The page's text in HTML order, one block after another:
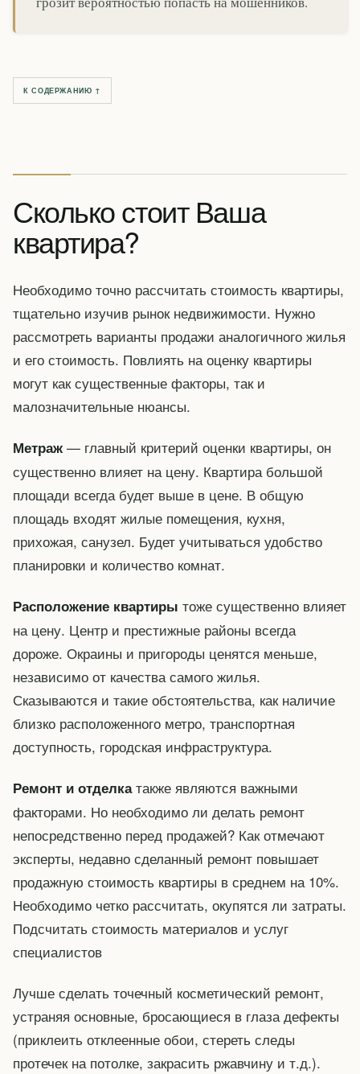
К СОДЕРЖАНИЮ ↑
Сколько стоит Ваша
квартира?
Необходимо точно рассчитать стоимость квартиры,
тщательно изучив рынок недвижимости. Нужно
рассмотреть варианты продажи аналогичного жилья
и его стоимость. Повлиять на оценку квартиры
могут как существенные факторы, так и
малозначительные нюансы.
Метраж — главный критерий оценки квартиры, он
существенно влияет на цену. Квартира большой
площади всегда будет выше в цене. В общую
площадь входят жилые помещения, кухня,
прихожая, санузел. Будет учитываться удобство
планировки и количество комнат.
Расположение квартиры тоже существенно влияет
на цену. Центр и престижные районы всегда
дороже. Окраины и пригороды ценятся меньше,
независимо от качества самого жилья.
Сказываются и такие обстоятельства, как наличие
близко расположенного метро, транспортная
доступность, городская инфраструктура.
Ремонт и отделкатакже являются важными
факторами. Но необходимо ли делать ремонт
непосредственно перед продажей? Как отмечают
эксперты, недавно сделанный ремонт повышает
продажную стоимость квартиры в среднем на 10%.
Необходимо четко рассчитать, окупятся ли затраты.
Подсчитать стоимость материалов и услуг
специалистов
Лучше сделать точечный косметический ремонт,
устраняя основные, бросающиеся в глаза дефекты
(приклеить отклеенные обои, стереть следы
протечек на потолке, закрасить ржавчину и т.д.).